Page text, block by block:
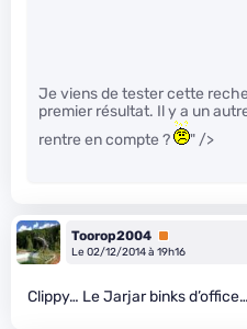
Je viens de tester cette
premier résultat. Il y a un
rentre en compte ?
" />
Toorop2004 Premium
Le 02/12/2014 à 19h16
Clippy… Le Jarjar binks d’office…